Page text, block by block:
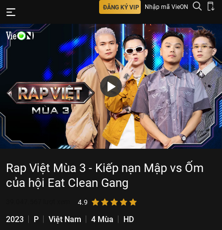
ĐĂNG KÝ VIP Nhập mã VieON
Rap Việt Mùa 3 - Kiếp nạn Mập vs Ốm
của hội Eat Clean Gang
4.9
2023 P Việt Nam 4 Mùa
HD